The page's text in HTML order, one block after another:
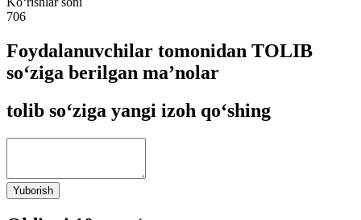
706
Foydalanuvchilar tomonidan TOLIB
so‘ziga berilgan ma’nolar
tolib so‘ziga yangi izoh qo‘shing
Yuborish